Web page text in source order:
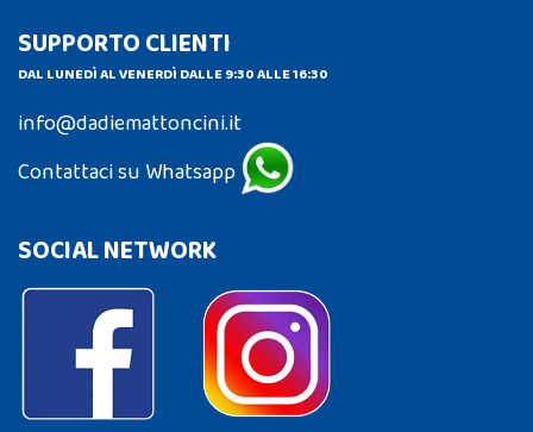
SUPPORTO CLIENTI
DAL LUNEDÌ AL VENERDÌ DALLE 9:30 ALLE 16:30
info@dadiemattoncini.it
Contattaci su Whatsapp
SOCIAL NETWORK